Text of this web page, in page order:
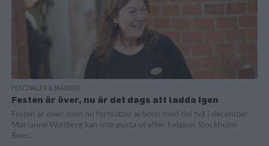
FESTIVALER & MÄSSOR
Festen är över, nu är det dags att ladda igen
Festen är över, men nu fortsätter arbetet med del två i december.
Marianne Wallberg kan inte pusta ut efter helgens Stockholm
Beer...